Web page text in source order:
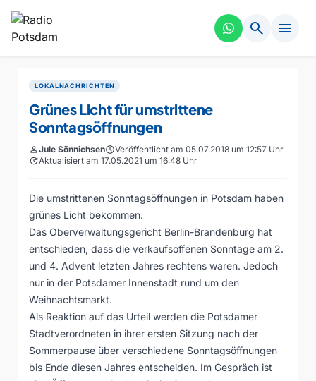
search menu
LOKALNACHRICHTEN
Grünes Licht für umstrittene
Sonntagsöffnungen
personJule SönnichsenscheduleVeröffentlicht am 05.07.2018 um 12:57 Uhr
updateAktualisiert am 17.05.2021 um 16:48 Uhr
Die umstrittenen Sonntagsöffnungen in Potsdam haben
grünes Licht bekommen.
Das Oberverwaltungsgericht Berlin-Brandenburg hat
entschieden, dass die verkaufsoffenen Sonntage am 2.
und 4. Advent letzten Jahres rechtens waren. Jedoch
nur in der Potsdamer Innenstadt rund um den
Weihnachtsmarkt.
Als Reaktion auf das Urteil werden die Potsdamer
Stadtverordneten in ihrer ersten Sitzung nach der
Sommerpause über verschiedene Sonntagsöffnungen
bis Ende diesen Jahres entscheiden. Im Gespräch ist